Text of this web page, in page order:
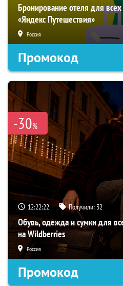
Бронирование отеля для всех
«Яндекс Путешествия»
Россия
Промокод
-30%
12:22:21 Получили: 32
Обувь, одежда и сумки для
на Wildberries
Россия
Промокод